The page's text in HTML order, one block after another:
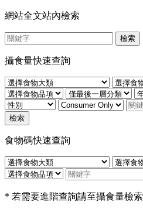
網站全文站內檢索
檢索
攝食量快速查詢
檢索
食物碼快速查詢
* 若需要進階查詢請至攝食量檢索